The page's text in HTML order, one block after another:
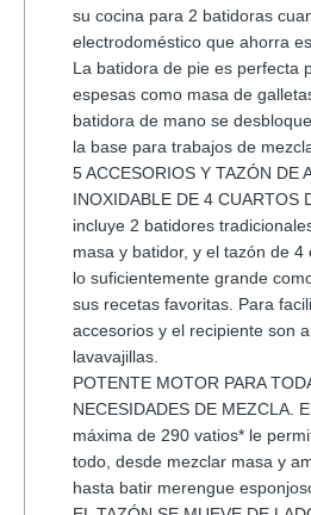
su cocina para 2 batidoras
electrodoméstico que ahorra
La batidora de pie es perfecta
espesas como masa de
batidora de mano se
la base para trabajos de
5 ACCESORIOS Y TAZÓN DE
INOXIDABLE DE 4 CUARTOS
incluye 2 batidores
masa y batidor, y el tazón de
lo suficientemente grande
sus recetas favoritas. Para
accesorios y el recipiente son
lavavajillas.
POTENTE MOTOR PARA
NECESIDADES DE MEZCLA.
máxima de 290 vatios* le
todo, desde mezclar masa y
hasta batir merengue